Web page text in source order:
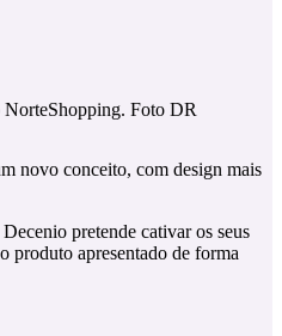
Foto DR
novo conceito, com design mais
pretende cativar os seus
produto apresentado de forma